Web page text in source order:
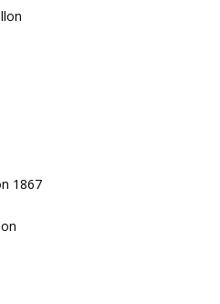
1867